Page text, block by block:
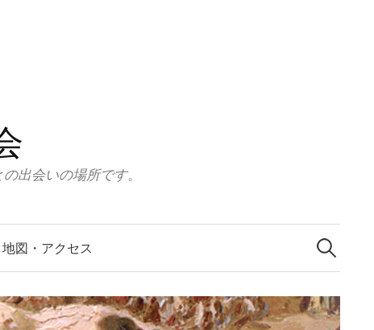
出会いの場所です。
地図・アクセス
検
索: